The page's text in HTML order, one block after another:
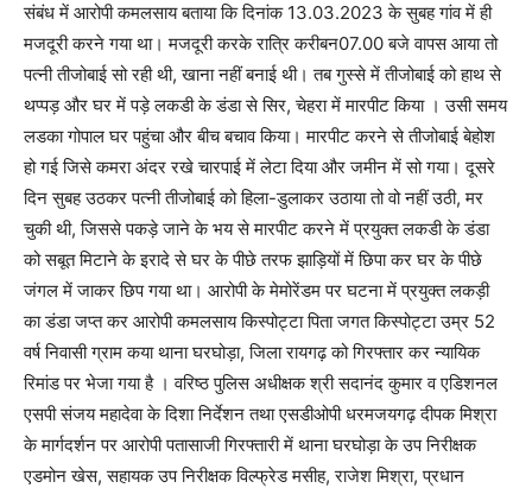
संबंध में आरोपी कमलसाय बताया कि दिनांक 13.03.2023 के सुबह गांव में ही
मजदूरी करने गया था। मजदूरी करके रात्रि करीबन07.00 बजे वापस आया तो
पत्नी तीजोबाई सो रही थी, खाना नहीं बनाई थी। तब गुस्से में तीजोबाई को हाथ से
थप्पड़ और घर में पड़े लकडी के डंडा से सिर, चेहरा में मारपीट किया । उसी समय
लडका गोपाल घर पहुंचा और बीच बचाव किया। मारपीट करने से तीजोबाई बेहोश
हो गई जिसे कमरा अंदर रखे चारपाई में लेटा दिया और जमीन में सो गया। दूसरे
दिन सुबह उठकर पत्नी तीजोबाई को हिला-डुलाकर उठाया तो वो नहीं उठी, मर
चुकी थी, जिससे पकड़े जाने के भय से मारपीट करने में प्रयुक्त लकडी के डंडा
को सबूत मिटाने के इरादे से घर के पीछे तरफ झाड़ियों में छिपा कर घर के पीछे
जंगल में जाकर छिप गया था। आरोपी के मेमोरेंडम पर घटना में प्रयुक्त लकड़ी
का डंडा जप्त कर आरोपी कमलसाय किस्पोट्टा पिता जगत किस्पोट्टा उम्र 52
वर्ष निवासी ग्राम कया थाना घरघोड़ा, जिला रायगढ़ को गिरफ्तार कर न्यायिक
रिमांड पर भेजा गया है । वरिष्ठ पुलिस अधीक्षक श्री सदानंद कुमार व एडिशनल
एसपी संजय महादेवा के दिशा निर्देशन तथा एसडीओपी धरमजयगढ़ दीपक मिश्रा
के मार्गदर्शन पर आरोपी पतासाजी गिरफ्तारी में थाना घरघोड़ा के उप निरीक्षक
एडमोन खेस, सहायक उप निरीक्षक विल्फ्रेड मसीह, राजेश मिश्रा, प्रधान